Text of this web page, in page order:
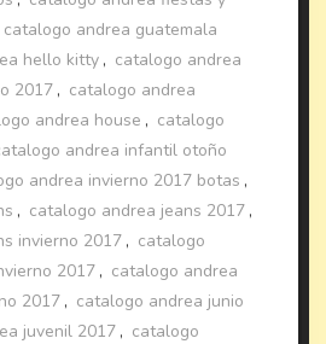
catalogo andrea guatemala
hello kitty , catalogo andrea
2017 , catalogo andrea
andrea house , catalogo
andrea infantil otoño
andrea invierno 2017 botas ,
, catalogo andrea jeans 2017 ,
invierno 2017 , catalogo
2017 , catalogo andrea
2017 , catalogo andrea junio
juvenil 2017 , catalogo